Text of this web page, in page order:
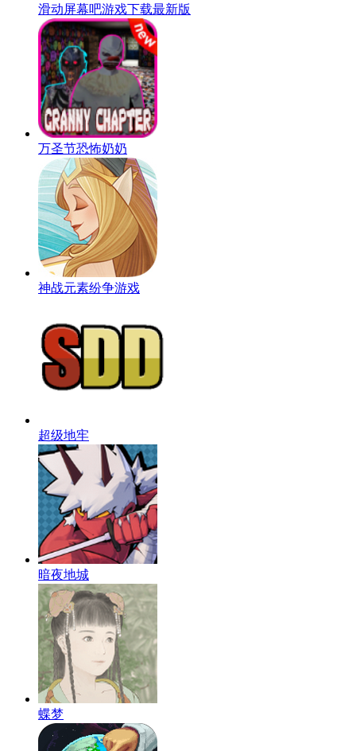
滑动屏幕吧游戏下载最新版
万圣节恐怖奶奶
神战元素纷争游戏
超级地牢
暗夜地城
蝶梦